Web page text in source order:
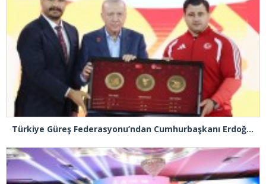
Türkiye Güreş Federasyonu’ndan Cumhurbaşkanı Erdoğan’a, Türk güreşini simgeleyen tablo takdimi